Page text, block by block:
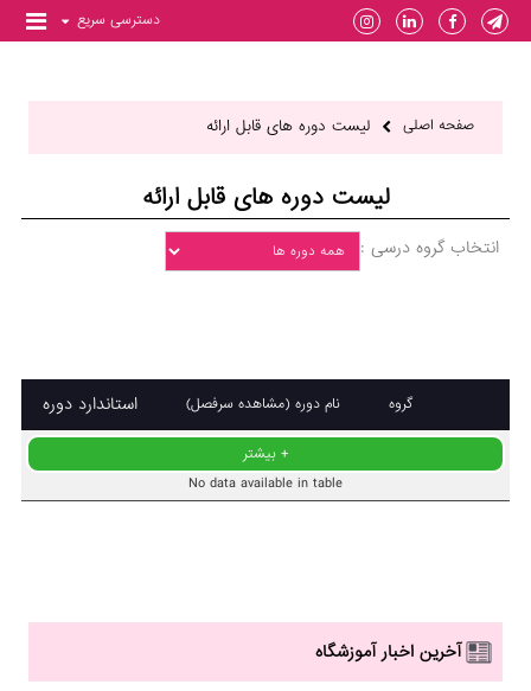
دسترسی سریع
صفحه اصلی لیست دوره های قابل ارائه
لیست دوره های قابل ارائه
انتخاب گروه درسی :
گروه نام دوره (مشاهده سرفصل) استاندارد دوره
No data available in table
آخرین اخبار آموزشگاه